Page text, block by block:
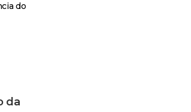
do
da